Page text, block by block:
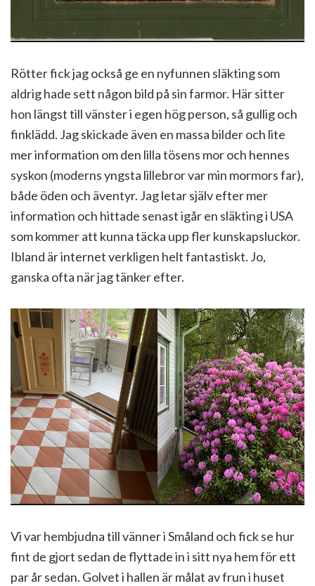
Rötter fick jag också ge en nyfunnen släkting som
aldrig hade sett någon bild på sin farmor. Här sitter
hon längst till vänster i egen hög person, så gullig och
finklädd. Jag skickade även en massa bilder och lite
mer information om den lilla tösens mor och hennes
syskon (moderns yngsta lillebror var min mormors far),
både öden och äventyr. Jag letar själv efter mer
information och hittade senast igår en släkting i USA
som kommer att kunna täcka upp fler kunskapsluckor.
Ibland är internet verkligen helt fantastiskt. Jo,
ganska ofta när jag tänker efter.
Vi var hembjudna till vänner i Småland och fick se hur
fint de gjort sedan de flyttade in i sitt nya hem för ett
par år sedan. Golvet i hallen är målat av frun i huset